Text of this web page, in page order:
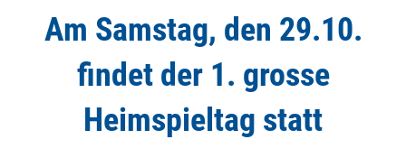
Am Samstag, den 29.10.
findet der 1. grosse
Heimspieltag statt